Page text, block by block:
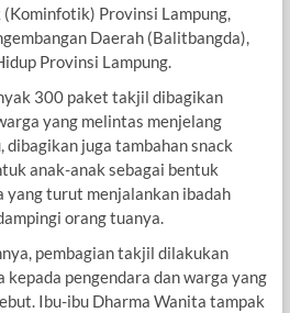
Provinsi Lampung,
Daerah (Balitbangda),
Provinsi Lampung.
300 paket takjil dibagikan
yang melintas menjelang
juga tambahan snack
anak-anak sebagai bentuk
yang turut menjalankan ibadah
orang tuanya.
pembagian takjil dilakukan
pengendara dan warga yang
Ibu-ibu Dharma Wanita tampak